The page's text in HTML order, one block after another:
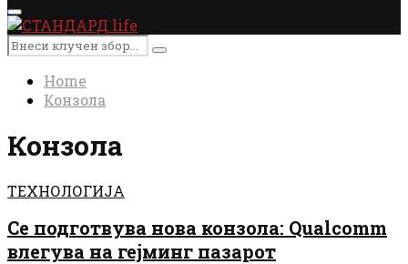
Primary
Menu
Search
for:
Search
Home
Конзола
Конзола
ТЕХНОЛОГИЈА
Се подготвува нова конзола: Qualcomm
влегува на гејминг пазарот